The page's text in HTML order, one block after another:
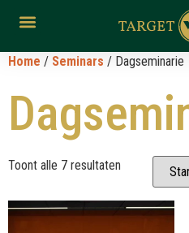
Home / Seminars / Dagseminarie
Toont alle 7 resultaten